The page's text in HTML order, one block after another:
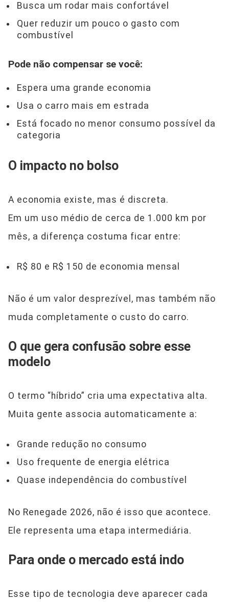
Busca um rodar mais confortável
Quer reduzir um pouco o gasto com
combustível
Pode não compensar se você:
Espera uma grande economia
Usa o carro mais em estrada
Está focado no menor consumo possível da
categoria
O impacto no bolso
A economia existe, mas é discreta.
Em um uso médio de cerca de 1.000 km por
mês, a diferença costuma ficar entre:
R$ 80 e R$ 150 de economia mensal
Não é um valor desprezível, mas também não
muda completamente o custo do carro.
O que gera confusão sobre esse
modelo
O termo “híbrido” cria uma expectativa alta.
Muita gente associa automaticamente a:
Grande redução no consumo
Uso frequente de energia elétrica
Quase independência do combustível
No Renegade 2026, não é isso que acontece.
Ele representa uma etapa intermediária.
Para onde o mercado está indo
Esse tipo de tecnologia deve aparecer cada